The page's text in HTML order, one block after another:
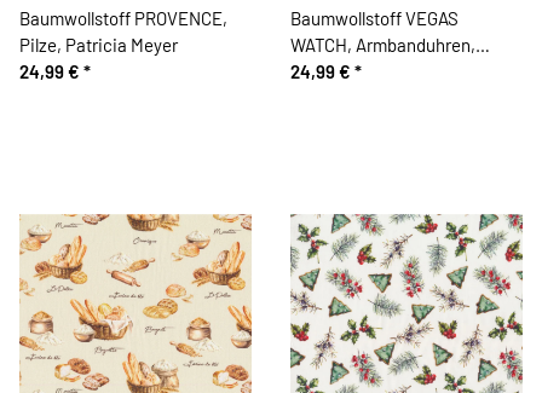
Baumwollstoff PROVENCE,
Pilze, Patricia Meyer
24,99 € *
Baumwollstoff VEGAS
WATCH, Armbanduhren,
Patricia Meyer
24,99 € *